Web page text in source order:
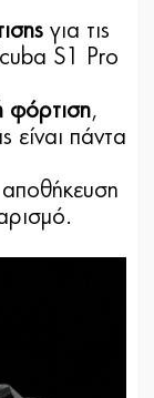
για τις
S1 Pro
φόρτιση,
είναι πάντα
αποθήκευση